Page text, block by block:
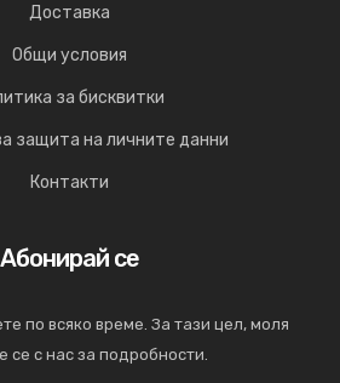
Доставка
Общи условия
за бисквитки
защита на личните данни
Контакти
Абонирай се
по всяко време. За тази цел, моля
се с нас за подробности.